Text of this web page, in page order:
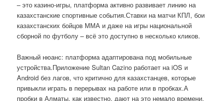
– это казино-игры, платформа активно развивает линию на
казахстанские спортивные события.Ставки на матчи КПЛ, бои
казахстанских бойцов ММА и даже на игры национальной
сборной по футболу – всё это доступно в несколько кликов.
Важный нюанс: платформа адаптирована под мобильные
устройства.Приложение Sultan Cazino работает на iOS и
Android без лагов, что критично для казахстанцев, которые
привыкли играть в перерывах на работе или в пробках.А
пробки в Алматы, как известно, дают на это немало времени.